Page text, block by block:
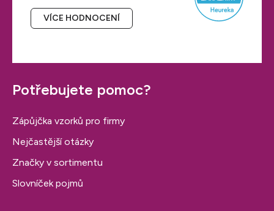
VÍCE HODNOCENÍ
Potřebujete pomoc?
Zápůjčka vzorků pro firmy
Nejčastější otázky
Značky v sortimentu
Slovníček pojmů